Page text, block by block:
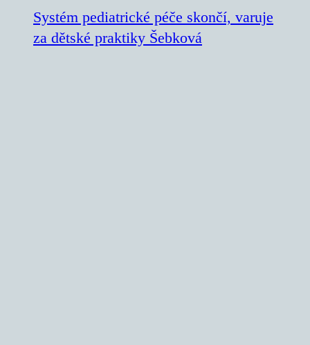
Systém pediatrické péče skončí, varuje
za dětské praktiky Šebková